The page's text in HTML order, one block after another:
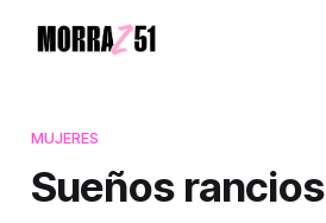
MUJERES
Sueños rancios